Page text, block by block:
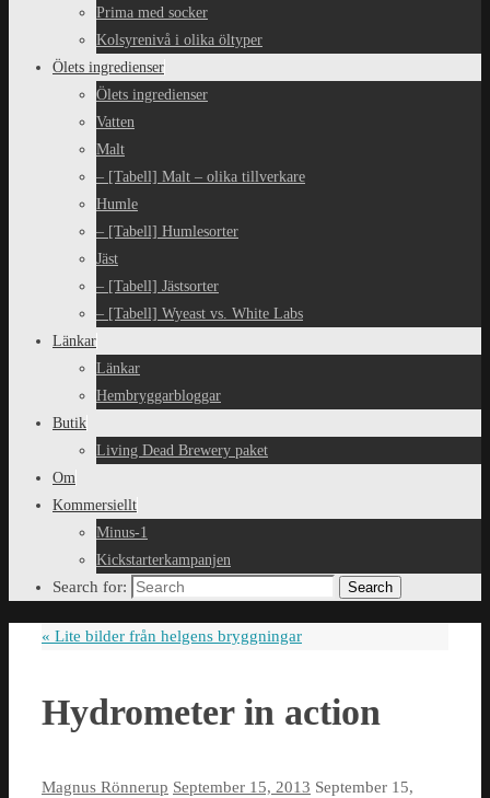
Prima med socker
Kolsyrenivå i olika öltyper
Ölets ingredienser
Ölets ingredienser
Vatten
Malt
– [Tabell] Malt – olika tillverkare
Humle
– [Tabell] Humlesorter
Jäst
– [Tabell] Jästsorter
– [Tabell] Wyeast vs. White Labs
Länkar
Länkar
Hembryggarbloggar
Butik
Living Dead Brewery paket
Om
Kommersiellt
Minus-1
Kickstarterkampanjen
Search for: Search
« Lite bilder från helgens bryggningar
Hydrometer in action
Magnus Rönnerup September 15, 2013 September 15,